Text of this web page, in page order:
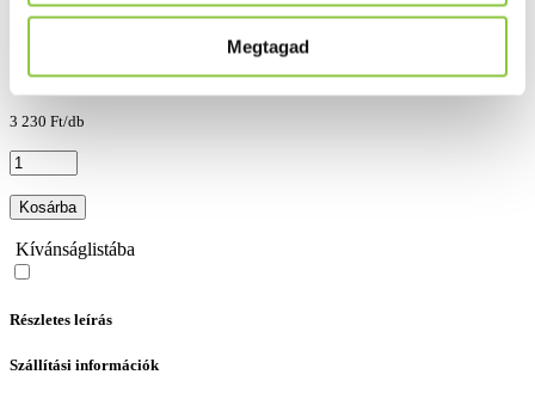
Megtagad
Rendelhető Hasonló termékeket keresek
(Szállítási, átvételi idő: legfeljebb 3
3 230 Ft
3 230 Ft/db
Kosárba
Kívánságlistába
Részletes leírás
Szállítási információk